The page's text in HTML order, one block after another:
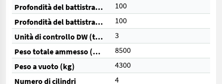
Profondità del battistrada anteriore (%)
100
Profondità del battistrada posteriore (%)
100
Unità di controllo DW (totale)
3
Peso totale ammesso (kg)
8500
Peso a vuoto (kg)
4300
Numero di cilindri
4